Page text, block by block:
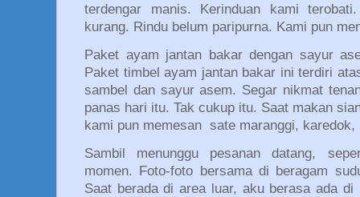
terdengar manis. Kerinduan kami
kurang. Rindu belum paripurna. Kami pun
Paket ayam jantan bakar dengan sayur
Paket timbel ayam jantan bakar ini terdiri
sambel dan sayur asem. Segar nikmat
panas hari itu. Tak cukup itu. Saat makan
kami pun memesan sate maranggi,
Sambil menunggu pesanan datang,
momen. Foto-foto bersama di beragam
Saat berada di area luar, aku berasa ada di